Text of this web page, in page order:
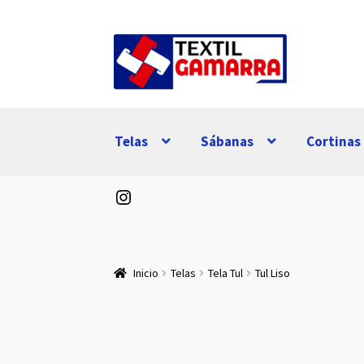
a
al
contenido
Telas Sábanas Cortinas
Instagram
Inicio Telas Tela Tul Tul Liso